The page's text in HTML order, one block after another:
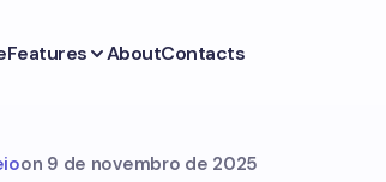
Features AboutContacts
on 9 de novembro de 2025